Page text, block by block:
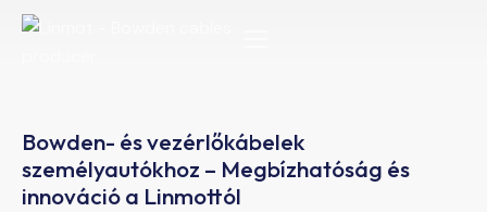
Bowden- és vezérlőkábelek
személyautókhoz – Megbízhatóság és
innováció a Linmottól